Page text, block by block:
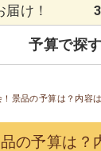
届け！
予算で探す
景品の予算は？内容
の予算は？